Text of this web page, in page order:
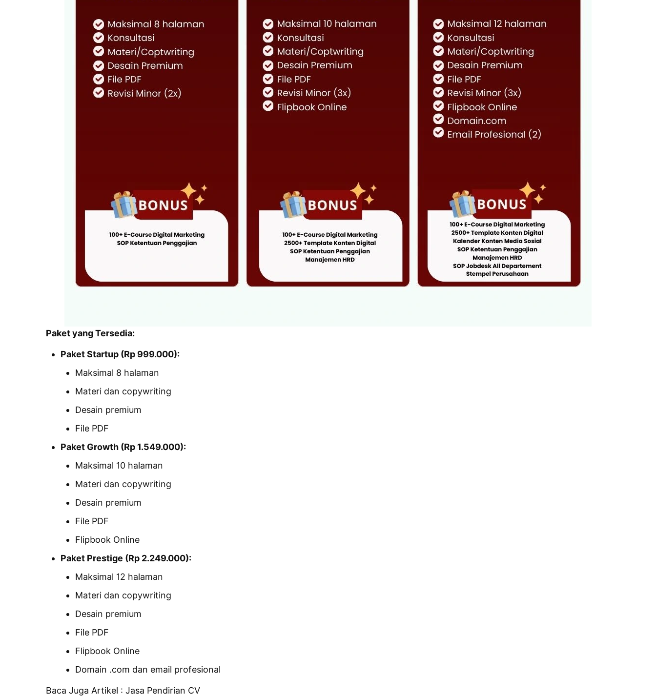
Paket yang Tersedia:
Paket Startup (Rp 999.000):
Maksimal 8 halaman
Materi dan copywriting
Desain premium
File PDF
Paket Growth (Rp 1.549.000):
Maksimal 10 halaman
Materi dan copywriting
Desain premium
File PDF
Flipbook Online
Paket Prestige (Rp 2.249.000):
Maksimal 12 halaman
Materi dan copywriting
Desain premium
File PDF
Flipbook Online
Domain .com dan email profesional
Baca Juga Artikel : Jasa Pendirian CV